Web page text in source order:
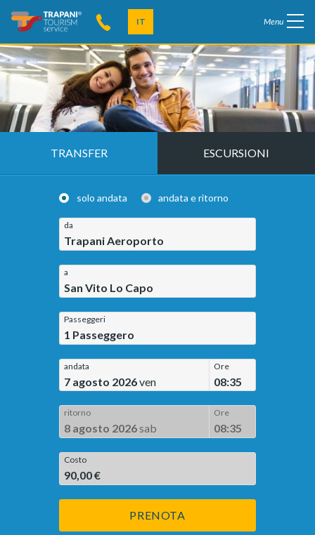
IT Menu
TRANSFER ESCURSIONI
solo andata andata e ritorno
da
Trapani Aeroporto
a
San Vito Lo Capo
Passeggeri
1 Passeggero
andata
7 agosto 2026ven
Ore
08:35
ritorno
8 agosto 2026sab
Ore
08:35
Costo
90,00 €
PRENOTA